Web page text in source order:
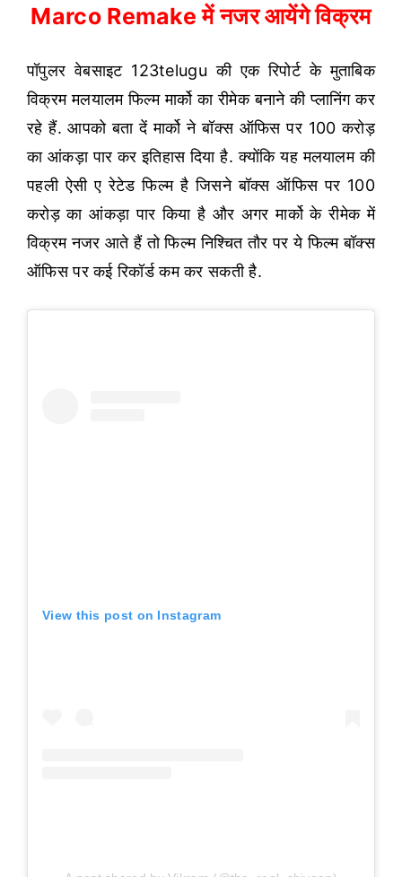
Marco Remake में नजर आयेंगे विक्रम
पॉपुलर वेबसाइट 123telugu की एक रिपोर्ट के मुताबिक
विक्रम मलयालम फिल्म मार्को का रीमेक बनाने की प्लानिंग कर
रहे हैं. आपको बता दें मार्को ने बॉक्स ऑफिस पर 100 करोड़
का आंकड़ा पार कर इतिहास दिया है. क्योंकि यह मलयालम की
पहली ऐसी ए रेटेड फिल्म है जिसने बॉक्स ऑफिस पर 100
करोड़ का आंकड़ा पार किया है और अगर मार्को के रीमेक में
विक्रम नजर आते हैं तो फिल्म निश्चित तौर पर ये फिल्म बॉक्स
ऑफिस पर कई रिकॉर्ड कम कर सकती है.
View this post on Instagram